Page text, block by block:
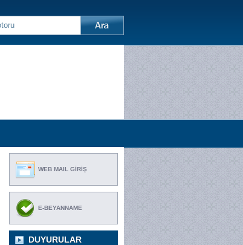
WEB MAIL GİRİŞ
E-BEYANNAME
DUYURULAR